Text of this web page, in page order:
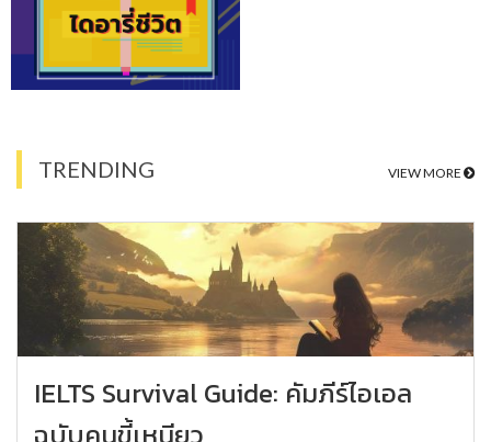
TRENDING VIEW MORE
IELTS Survival Guide: คัมภีร์ไอเอล